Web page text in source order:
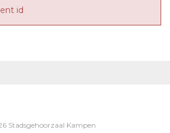
id
Stadsgehoorzaal Kampen